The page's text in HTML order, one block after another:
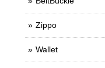
Zippo
Wallet